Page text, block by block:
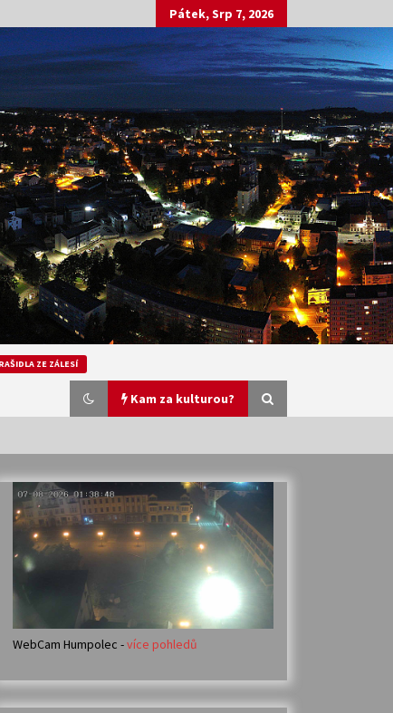
Pátek, Srp 7, 2026
ZE ZÁLESÍ
Kam za kulturou?
Veselí muzikanti
30. 7. 2026
Votavžatský ploty
23. 7. 2026
14. 7. 2026
WebCam Humpolec -více pohledů